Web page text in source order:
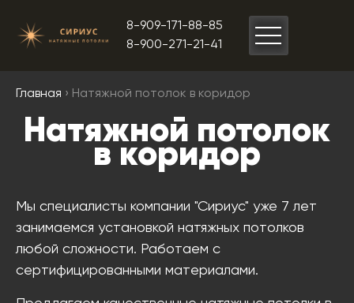
8-909-171-88-85
8-900-271-21-41
Главная › Натяжной потолок в коридор
Натяжной потолок
в коридор
Мы специалисты компании "Сириус" уже 7 лет
занимаемся установкой натяжных потолков
любой сложности. Работаем с
сертифицированными материалами.